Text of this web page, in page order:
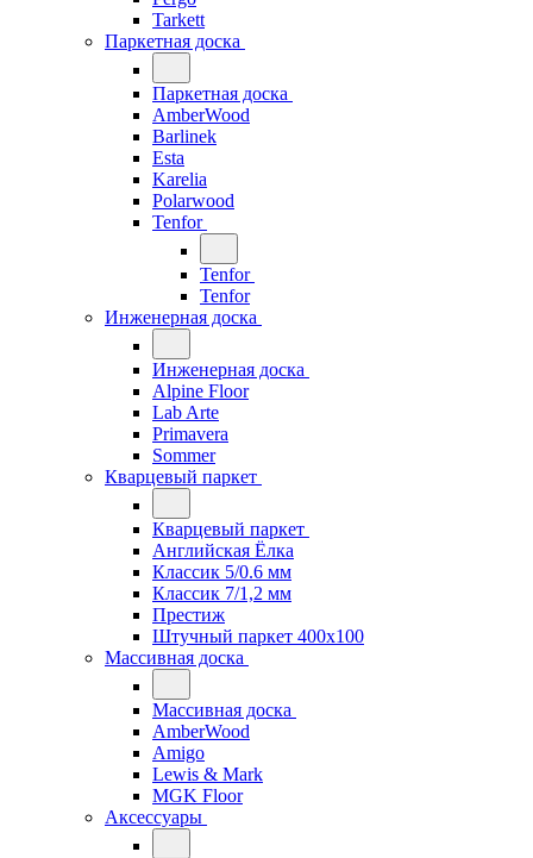
Tarkett
Паркетная доска
Паркетная доска
AmberWood
Barlinek
Esta
Karelia
Polarwood
Tenfor
Tenfor
Tenfor
Инженерная доска
Инженерная доска
Alpine Floor
Lab Arte
Primavera
Sommer
Кварцевый паркет
Кварцевый паркет
Английская Ёлка
Классик 5/0.6 мм
Классик 7/1,2 мм
Престиж
Штучный паркет 400x100
Массивная доска
Массивная доска
AmberWood
Amigo
Lewis & Mark
MGK Floor
Аксессуары